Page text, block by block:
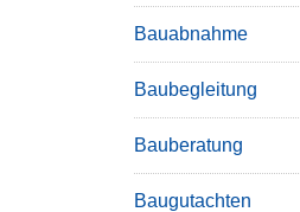
Bauabnahme
Baubegleitung
Bauberatung
Baugutachten